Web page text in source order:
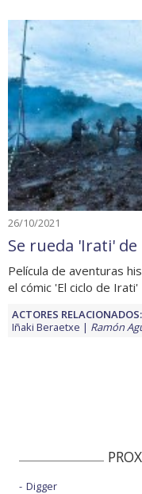
26/10/2021
Se rueda 'Irati'
Película de aventuras
el cómic 'El ciclo de Irati'
ACTORES RELACIONADOS:
Iñaki Beraetxe
Ramón
Digger